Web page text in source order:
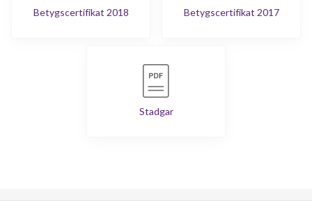
Betygscertifikat 2018 Betygscertifikat 2017
Stadgar